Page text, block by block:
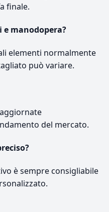
finale.
manodopera?
elementi normalmente
può variare.
del mercato.
è sempre consigliabile